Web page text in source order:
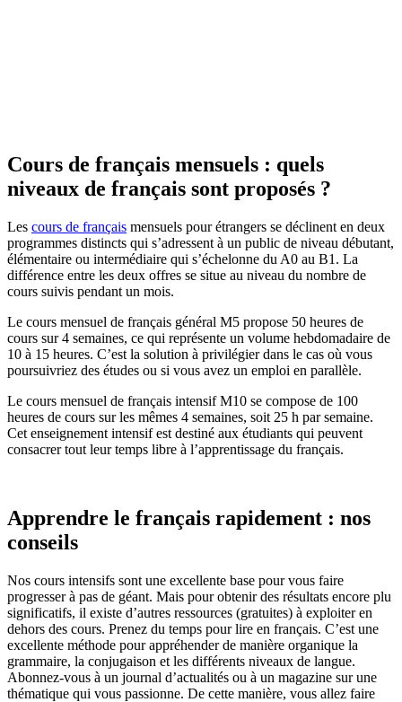
Cours de français mensuels : quels
niveaux de français sont proposés ?
Les cours de français mensuels pour étrangers se déclinent en deux
programmes distincts qui s’adressent à un public de niveau débutant,
élémentaire ou intermédiaire qui s’échelonne du A0 au B1. La
différence entre les deux offres se situe au niveau du nombre de
cours suivis pendant un mois.
Le cours mensuel de français général M5 propose 50 heures de
cours sur 4 semaines, ce qui représente un volume hebdomadaire de
10 à 15 heures. C’est la solution à privilégier dans le cas où vous
poursuivriez des études ou si vous avez un emploi en parallèle.
Le cours mensuel de français intensif M10 se compose de 100
heures de cours sur les mêmes 4 semaines, soit 25 h par semaine.
Cet enseignement intensif est destiné aux étudiants qui peuvent
consacrer tout leur temps libre à l’apprentissage du français.
Apprendre le français rapidement : nos
conseils
Nos cours intensifs sont une excellente base pour vous faire
progresser à pas de géant. Mais pour obtenir des résultats encore plu
significatifs, il existe d’autres ressources (gratuites) à exploiter en
dehors des cours. Prenez du temps pour lire en français. C’est une
excellente méthode pour appréhender de manière organique la
grammaire, la conjugaison et les différents niveaux de langue.
Abonnez-vous à un journal d’actualités ou à un magazine sur une
thématique qui vous passionne. De cette manière, vous allez faire